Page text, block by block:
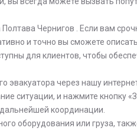
Чернигов . Если вам
и точно вы сможете
для клиентов, чтобы
эвакуатора через нашу
ситуации, и нажмите кнопку
координации.
оборудования или груза,